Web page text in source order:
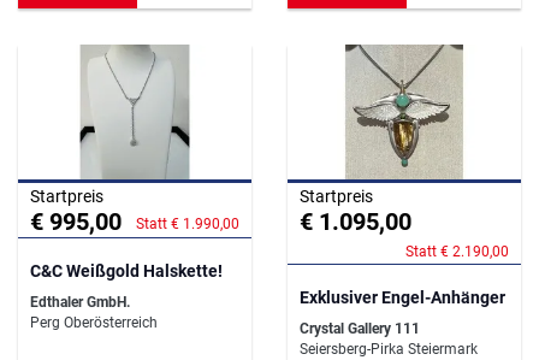
Startpreis
€ 995,00 Statt € 1.990,00
C&C Weißgold Halskette!
Edthaler GmbH.
Perg Oberösterreich
Startpreis
€ 1.095,00
Statt € 2.190,00
Exklusiver Engel-Anhänger
Crystal Gallery 111
Seiersberg-Pirka Steiermark